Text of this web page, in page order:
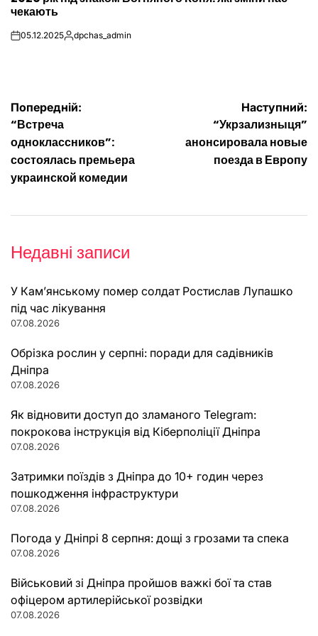
чекають
on05.12.2025Опубліковано
dpchas_admin
Навігація
записів
Попередній:
“Встреча
одноклассников”:
состоялась премьера
украинской комедии
Наступний:
“Укрзализныця”
анонсировала новые
поезда в Европу
Недавні записи
У Кам’янському помер солдат Ростислав Лупашко
під час лікування
07.08.2026
Обрізка рослин у серпні: поради для садівників
Дніпра
07.08.2026
Як відновити доступ до зламаного Telegram:
покрокова інструкція від Кіберполіції Дніпра
07.08.2026
Затримки поїздів з Дніпра до 10+ годин через
пошкодження інфраструктури
07.08.2026
Погода у Дніпрі 8 серпня: дощі з грозами та спека
07.08.2026
Військовий зі Дніпра пройшов важкі бої та став
офіцером артилерійської розвідки
07.08.2026